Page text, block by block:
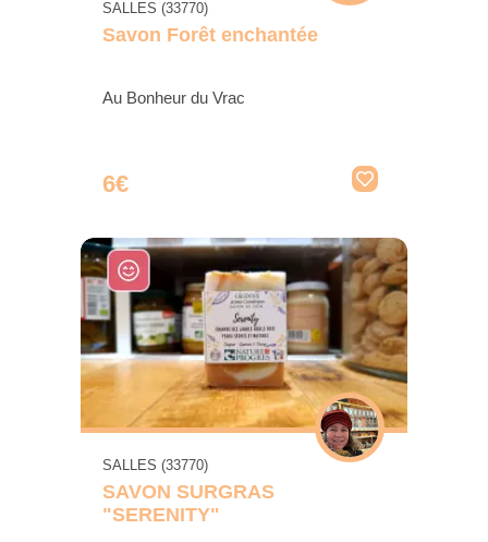
SALLES (33770)
Savon Forêt enchantée
Au Bonheur du Vrac
6€
SALLES (33770)
SAVON SURGRAS
"SERENITY"